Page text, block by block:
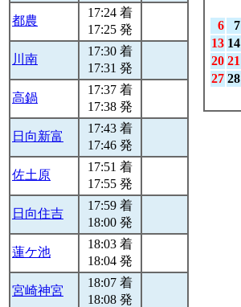
都農
17:24 着
17:25 発
川南
17:30 着
17:31 発
高鍋
17:37 着
17:38 発
日向新富
17:43 着
17:46 発
佐土原
17:51 着
17:55 発
日向住吉
17:59 着
18:00 発
蓮ケ池
18:03 着
18:04 発
宮崎神宮
18:07 着
18:08 発
6
7
13 14
20 21
27 28